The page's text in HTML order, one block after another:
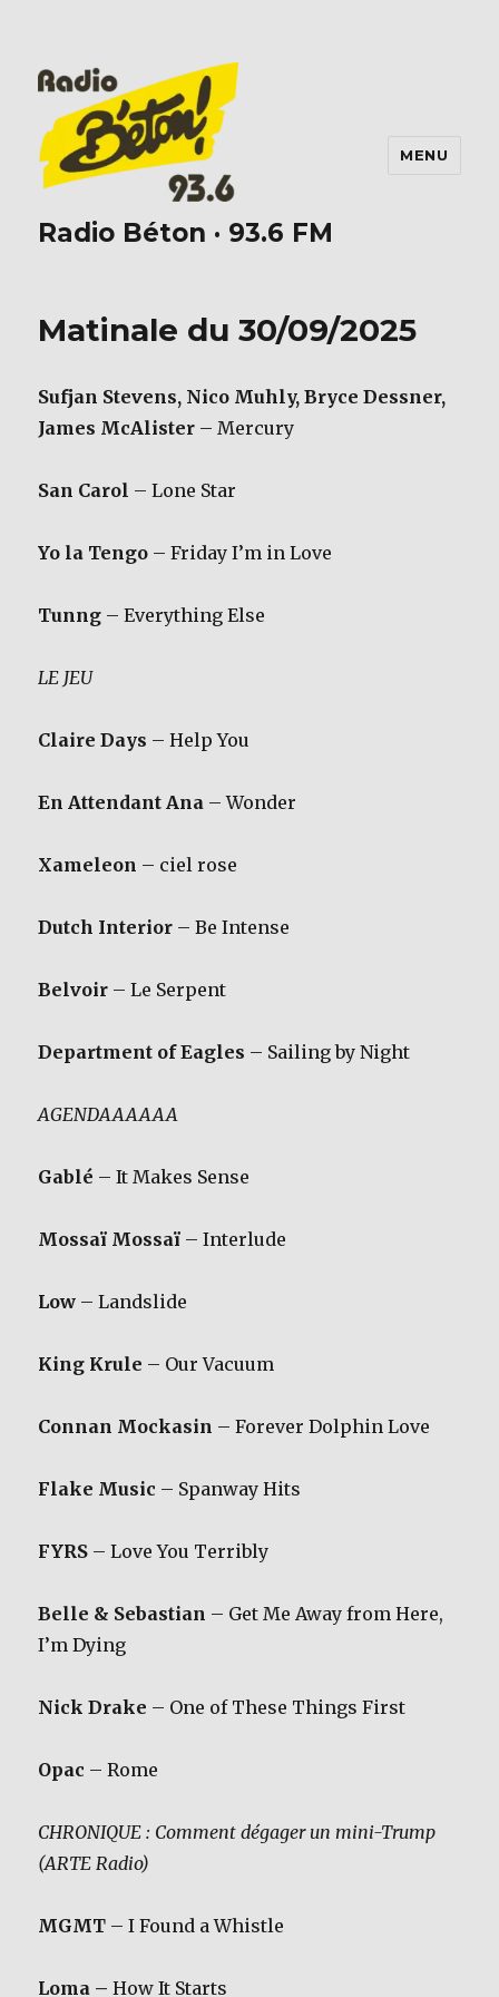
Radio Béton · 93.6 FM
MENU
Matinale du 30/09/2025
Sufjan Stevens, Nico Muhly, Bryce Dessner,
James McAlister – Mercury
San Carol – Lone Star
Yo la Tengo – Friday I’m in Love
Tunng – Everything Else
LE JEU
Claire Days – Help You
En Attendant Ana – Wonder
Xameleon – ciel rose
Dutch Interior – Be Intense
Belvoir – Le Serpent
Department of Eagles – Sailing by Night
AGENDAAAAAA
Gablé – It Makes Sense
Mossaï Mossaï – Interlude
Low – Landslide
King Krule – Our Vacuum
Connan Mockasin – Forever Dolphin Love
Flake Music – Spanway Hits
FYRS – Love You Terribly
Belle & Sebastian – Get Me Away from Here,
I’m Dying
Nick Drake – One of These Things First
Opac – Rome
CHRONIQUE : Comment dégager un mini-Trump
(ARTE Radio)
MGMT – I Found a Whistle
Loma –How It Starts